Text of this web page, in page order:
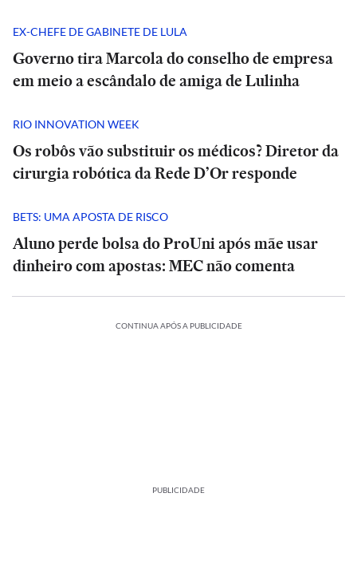
EX-CHEFE DE GABINETE DE LULA
Governo tira Marcola do conselho de empresa
em meio a escândalo de amiga de Lulinha
RIO INNOVATION WEEK
Os robôs vão substituir os médicos? Diretor da
cirurgia robótica da Rede D’Or responde
BETS: UMA APOSTA DE RISCO
Aluno perde bolsa do ProUni após mãe usar
dinheiro com apostas: MEC não comenta
CONTINUA APÓS A PUBLICIDADE
PUBLICIDADE